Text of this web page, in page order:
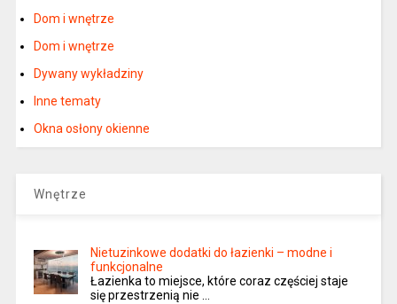
Dom i wnętrze
Dom i wnętrze
Dywany wykładziny
Inne tematy
Okna osłony okienne
Wnętrze
Nietuzinkowe dodatki do łazienki – modne i
funkcjonalne
Łazienka to miejsce, które coraz częściej staje
się przestrzenią nie …